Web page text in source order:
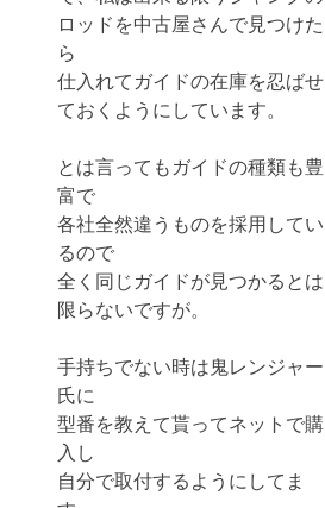
ロッドを中古屋さんで見つけた
ら
仕入れてガイドの在庫を忍ばせ
ておくようにしています。
とは言ってもガイドの種類も豊
富で
各社全然違うものを採用してい
るので
全く同じガイドが見つかるとは
限らないですが。
手持ちでない時は鬼レンジャー
氏に
型番を教えて貰ってネットで購
入し
自分で取付するようにしてま